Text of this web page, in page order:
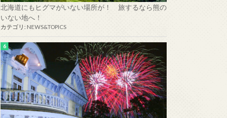
北海道にもヒグマがいない場所が！ 旅するなら熊の
いない地へ！
カテゴリ: NEWS&TOPICS